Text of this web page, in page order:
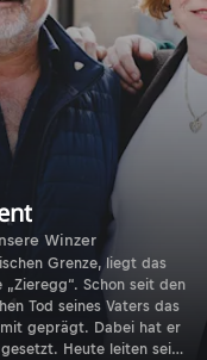
Winzer
Grenze, liegt das
Schon seit den
Tod seines Vaters das
geprägt. Dabei hat er
Heute leiten seine